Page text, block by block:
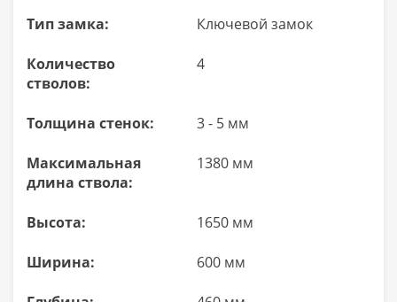
Тип замка: Ключевой замок
Количество
стволов:
4
Толщина стенок: 3 - 5 мм
Максимальная
длина ствола:
1380 мм
Высота: 1650 мм
Ширина: 600 мм